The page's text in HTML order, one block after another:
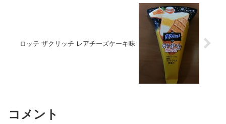
ロッテ ザクリッチ レアチーズケーキ味
コメント